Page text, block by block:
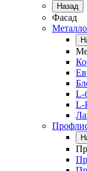
Назад
Фасад
L-
L-